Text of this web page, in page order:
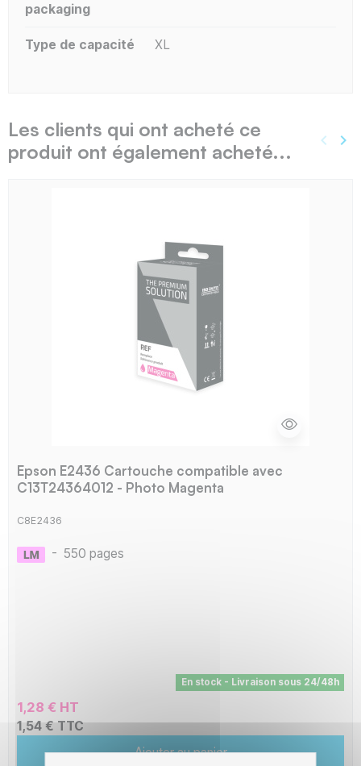
packaging
Type de capacité XL
Les clients qui ont acheté ce
produit ont également acheté...
keyboard_arrow_left keyboard_arrow_right
Epson E2436 Cartouche compatible avec
C13T24364012 - Photo Magenta
C8E2436
- 550 pages
En stock - Livraison sous 24/48h
1,28 € HT
1,54 € TTC
Ajouter au panier